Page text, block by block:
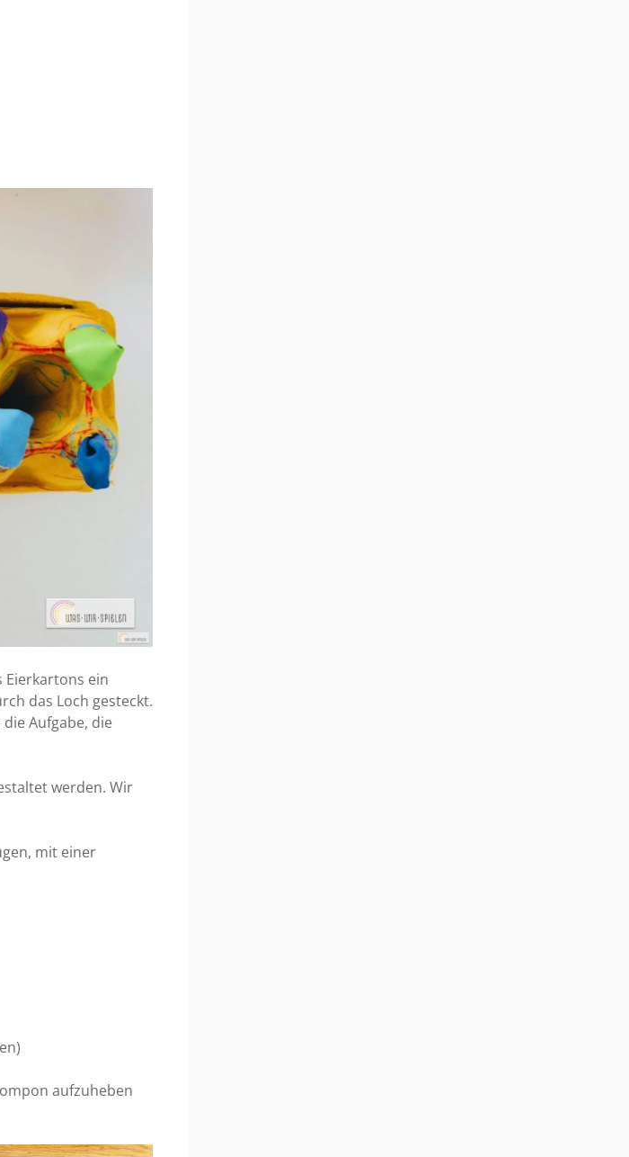
Eierkartons ein
das Loch gesteckt.
Aufgabe, die
werden. Wir
mit einer
aufzuheben